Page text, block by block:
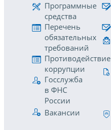
Программные
средства
Перечень
обязательных
требований
Противодействие
коррупции
Госслужба
в ФНС
России
Вакансии